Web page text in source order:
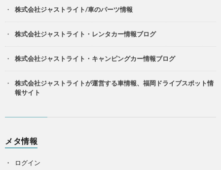
株式会社ジャストライト/車のパーツ情報
株式会社ジャストライト・レンタカー情報ブログ
株式会社ジャストライト・キャンピングカー情報ブログ
株式会社ジャストライトが運営する車情報、福岡ドライブスポット情
報サイト
メタ情報
ログイン